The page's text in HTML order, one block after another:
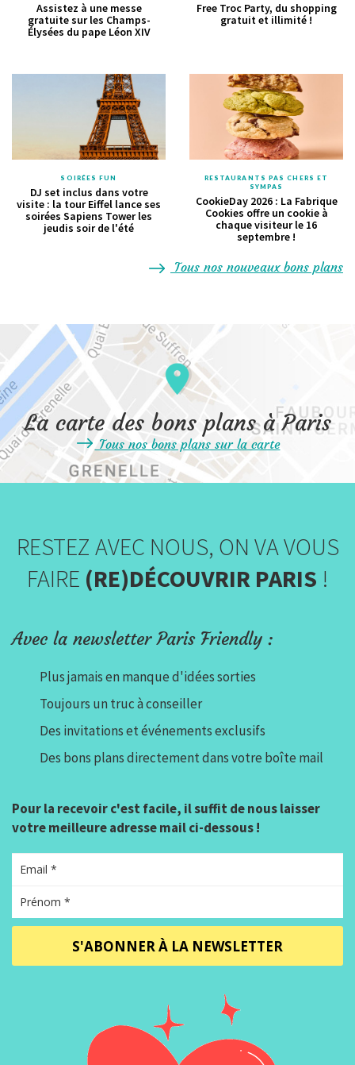
Assistez à une messe
gratuite sur les Champs-
Élysées du pape Léon XIV
Free Troc Party, du shopping
gratuit et illimité !
SOIRÉES FUN
DJ set inclus dans votre
visite : la tour Eiffel lance ses
soirées Sapiens Tower les
jeudis soir de l'été
RESTAURANTS PAS CHERS ET
SYMPAS
CookieDay 2026 : La Fabrique
Cookies offre un cookie à
chaque visiteur le 16
septembre !
Tous nos nouveaux bons plans
La carte des bons plans à Paris
Tous nos bons plans sur la carte
RESTEZ AVEC NOUS, ON VA VOUS
FAIRE (RE)DÉCOUVRIR PARIS !
Avec la newsletter Paris Friendly :
Plus jamais en manque d'idées sorties
Toujours un truc à conseiller
Des invitations et événements exclusifs
Des bons plans directement dans votre boîte mail
Pour la recevoir c'est facile, il suffit de nous laisser
votre meilleure adresse mail ci-dessous !
S'ABONNER À LA NEWSLETTER